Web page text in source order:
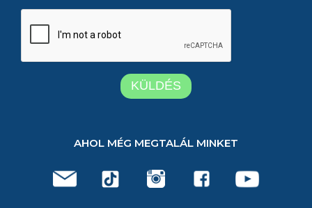
AHOL MÉG MEGTALÁL MINKET